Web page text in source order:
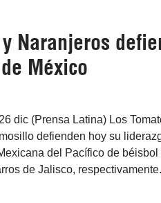
Naranjeros
México
dic (Prensa Latina) Los
defienden hoy su
del Pacífico de
de Jalisco, respectivamente.